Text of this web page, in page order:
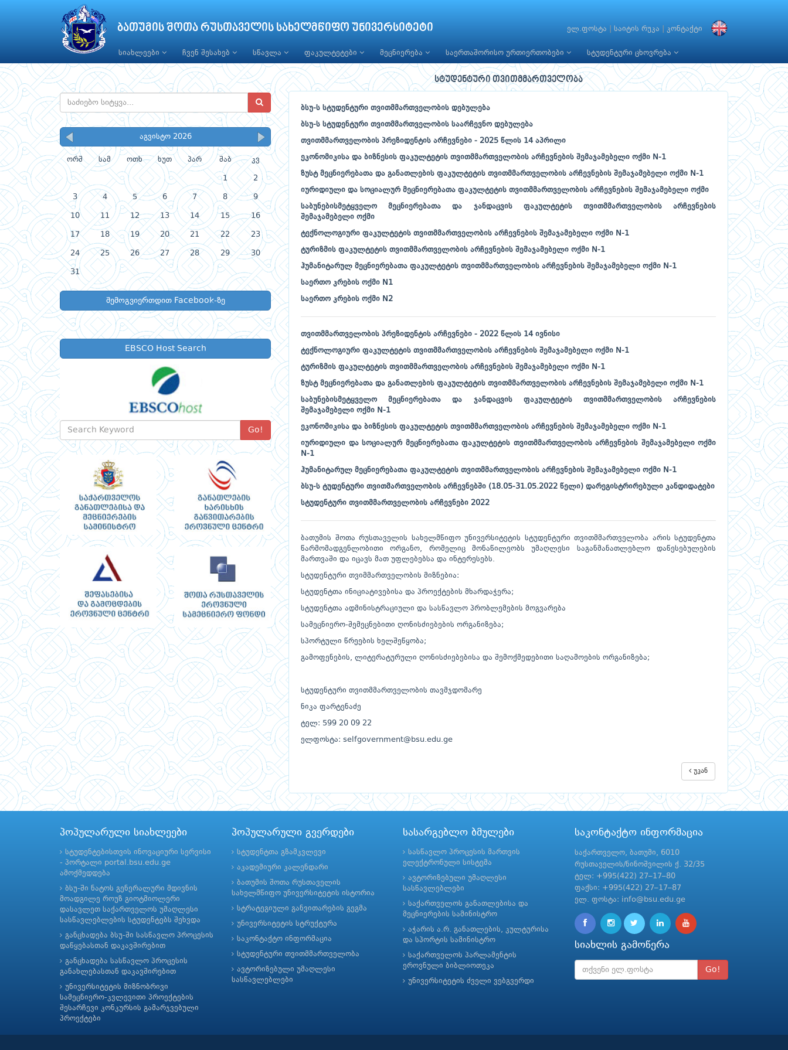
ბათუმის შოთა რუსთაველის სახელმწიფო უნივერსიტეტი ელ.ფოსტა საიტის რუკა კონტაქტი
სიახლეები ჩვენ შესახებ სწავლა ფაკულტეტები მეცნიერება საერთაშორისო ურთიერთობები სტუდენტური ცხოვრება
აგვისტო 2026
ორშ სამ ოთხ ხუთ პარ შაბ კვ
1 2
3 4 5 6 7 8 9
10 11 12 13 14 15 16
17 18 19 20 21 22 23
24 25 26 27 28 29 30
31
შემოგვიერთდით Facebook-ზე
EBSCO Host Search
Go!
სტუდენტური თვითმმართველობა
ბსუ-ს სტუდენტური თვითმმართველობის დებულება
ბსუ-ს სტუდენტური თვითმმართველობის საარჩევნო დებულება
თვითმმართველობის პრეზიდენტის არჩევნები - 2025 წლის 14 აპრილი
ეკონომიკისა და ბიზნესის ფაკულტეტის თვითმმართველობის არჩევნების შემაჯამებელი ოქმი N-1
ზუსტ მეცნიერებათა და განათლების ფაკულტეტის თვითმმართველობის არჩევნების შემაჯამებელი ოქმი N-1
იურიდიული და სოციალურ მეცნიერებათა ფაკულტეტის თვითმმართველობის არჩევნების შემაჯამებელი ოქმი
საბუნებისმეტყველო მეცნიერებათა და ჯანდაცვის ფაკულტეტის თვითმმართველობის არჩევნების
შემაჯამებელი ოქმი
ტექნოლოგიური ფაკულტეტის თვითმმართველობის არჩევნების შემაჯამებელი ოქმი N-1
ტურიზმის ფაკულტეტის თვითმმართველობის არჩევნების შემაჯამებელი ოქმი N-1
ჰუმანიტარულ მეცნიერებათა ფაკულტეტის თვითმმართველობის არჩევნების შემაჯამებელი ოქმი N-1
საერთო კრების ოქმი N1
საერთო კრების ოქმი N2
თვითმმართველობის პრეზიდენტის არჩევნები - 2022 წლის 14 ივნისი
ტექნოლოგიური ფაკულტეტის თვითმმართველობის არჩევნების შემაჯამებელი ოქმი N-1
ტურიზმის ფაკულტეტის თვითმმართველობის არჩევნების შემაჯამებელი ოქმი N-1
ზუსტ მეცნიერებათა და განათლების ფაკულტეტის თვითმმართველობის არჩევნების შემაჯამებელი ოქმი N-1
საბუნებისმეტყველო მეცნიერებათა და ჯანდაცვის ფაკულტეტის თვითმმართველობის არჩევნების
შემაჯამებელი ოქმი N-1
ეკონომიკისა და ბიზნესის ფაკულტეტის თვითმმართველობის არჩევნების შემაჯამებელი ოქმი N-1
იურიდიული და სოციალურ მეცნიერებათა ფაკულტეტის თვითმმართველობის არჩევნების შემაჯამებელი ოქმი
N-1
ჰუმანიტარულ მეცნიერებათა ფაკულტეტის თვითმმართველობის არჩევნების შემაჯამებელი ოქმი N-1
ბსუ-ს ტუდენტური თვითმართველობის არჩევნებში (18.05-31.05.2022 წელი) დარეგისტრირებული კანდიდატები
სტუდენტური თვითმმართველობის არჩევნები 2022
ბათუმის შოთა რუსთაველის სახელმწიფო უნივერსიტეტის სტუდენტური თვითმმართველობა არის სტუდენტთა
წარმომადგენლობითი ორგანო, რომელიც მონაწილეობს უმაღლესი საგანმანათლებლო დაწესებულების
მართვაში და იცავს მათ უფლებებსა და ინტერესებს.
სტუდენტური თვიმმართველობის მიზნებია:
სტუდენტთა ინიციატივებისა და პროექტების მხარდაჭერა;
სტუდენტთა ადმინისტრაციული და სასწავლო პრობლემების მოგვარება
სამეცნიერო-შემეცნებითი ღონისძიებების ორგანიზება;
სპორტული წრეების ხელშეწყობა;
გამოფენების, ლიტერატურული ღონისძიებებისა და შემოქმედებითი საღამოების ორგანიზება;
სტუდენტური თვითმმართველობის თავმჯდომარე
ნიკა ფარტენაძე
ტელ: 599 20 09 22
ელფოსტა: selfgovernment@bsu.edu.ge
უკან
პოპულარული სიახლეები
სტუდენტებისთვის ინოვაციური სერვისი
- პორტალი portal.bsu.edu.ge
ამოქმედდება
ბსუ-ში ნატოს გენერალური მდივნის
მოადგილე როუზ გიოტმიოლერი
დასავლეთ საქართველოს უმაღლესი
სასწავლებლების სტუდენტებს შეხვდა
განცხადება ბსუ-ში სასწავლო პროცესის
დაწყებასთან დაკავშირებით
განცხადება სასწავლო პროცესის
განახლებასთან დაკავშირებით
უნივერსიტეტის მიზნობრივი
სამეცნიერო-კვლევითი პროექტების
შესარჩევი კონკურსის გამარჯვებული
პროექტები
პოპულარული გვერდები
სტუდენტთა გზამკვლევი
აკადემიური კალენდარი
ბათუმის შოთა რუსთაველის
სახელმწიფო უნივერსიტეტის ისტორია
სტრატეგიული განვითარების გეგმა
უნივერსიტეტის სტრუქტურა
საკონტაქტო ინფორმაცია
სტუდენტური თვითმმართველობა
ავტორიზებული უმაღლესი
სასწავლებლები
სასარგებლო ბმულები
სასწავლო პროცესის მართვის
ელექტრონული სისტემა
ავტორიზებული უმაღლესი
სასწავლებლები
საქართველოს განათლებისა და
მეცნიერების სამინისტრო
აჭარის ა.რ. განათლების, კულტურისა
და სპორტის სამინისტრო
საქართველოს პარლამენტის
ეროვნული ბიბლიოთეკა
უნივერსიტეტის ძველი ვებგვერდი
საკონტაქტო ინფორმაცია
საქართველო, ბათუმი, 6010
რუსთაველის/ნინოშვილის ქ. 32/35
ტელ: +995(422) 27–17–80
ფაქსი: +995(422) 27–17–87
ელ. ფოსტა: info@bsu.edu.ge
სიახლის გამოწერა
Go!